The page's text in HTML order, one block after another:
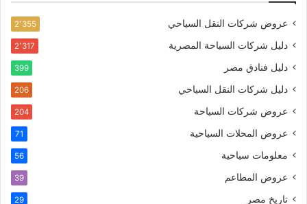
عروض شركات النقل السياحي 2٬355
دليل شركات السياحة المصرية 2٬317
دليل فنادق مصر 399
دليل شركات النقل السياحي 206
عروض شركات السياحة 204
عروض المحلات السياحية 71
معلومات سياحية 56
عروض المطاعم 39
تاريخ مصر 29